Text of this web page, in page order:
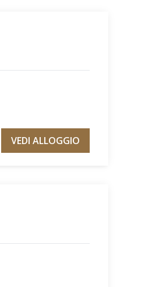
VEDI ALLOGGIO